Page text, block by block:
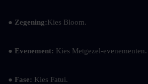
● Zegening:Kies Bloom.
● Evenement: Kies Metgezel-evenementen.
● Fase: Kies Fatui.